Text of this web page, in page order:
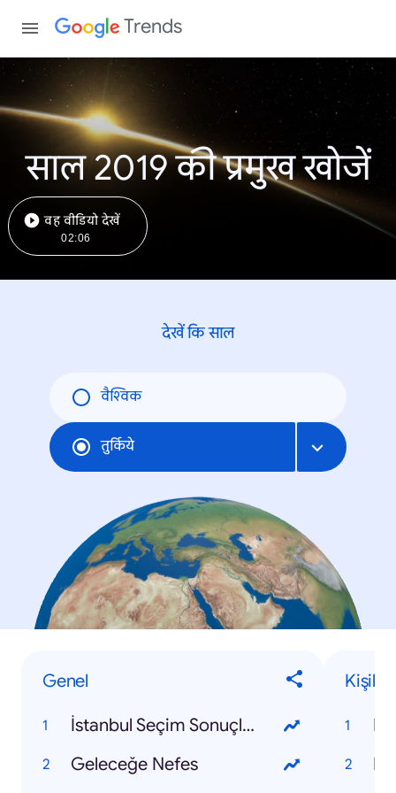
Trends
साल 2019 की प्रमुख खोजें
वह वीडियो देखें
02:06
देखें कि साल
वैश्विक
तुर्किये
Genel
İstanbul Seçim Sonuçları 2019
Geleceğe Nefes
Kişiler